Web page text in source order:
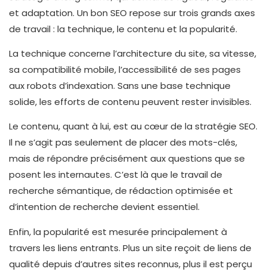
et adaptation. Un bon SEO repose sur trois grands axes
de travail : la technique, le contenu et la popularité.
La technique concerne l’architecture du site, sa vitesse,
sa compatibilité mobile, l’accessibilité de ses pages
aux robots d’indexation. Sans une base technique
solide, les efforts de contenu peuvent rester invisibles.
Le contenu, quant à lui, est au cœur de la stratégie SEO.
Il ne s’agit pas seulement de placer des mots-clés,
mais de répondre précisément aux questions que se
posent les internautes. C’est là que le travail de
recherche sémantique, de rédaction optimisée et
d’intention de recherche devient essentiel.
Enfin, la popularité est mesurée principalement à
travers les liens entrants. Plus un site reçoit de liens de
qualité depuis d’autres sites reconnus, plus il est perçu